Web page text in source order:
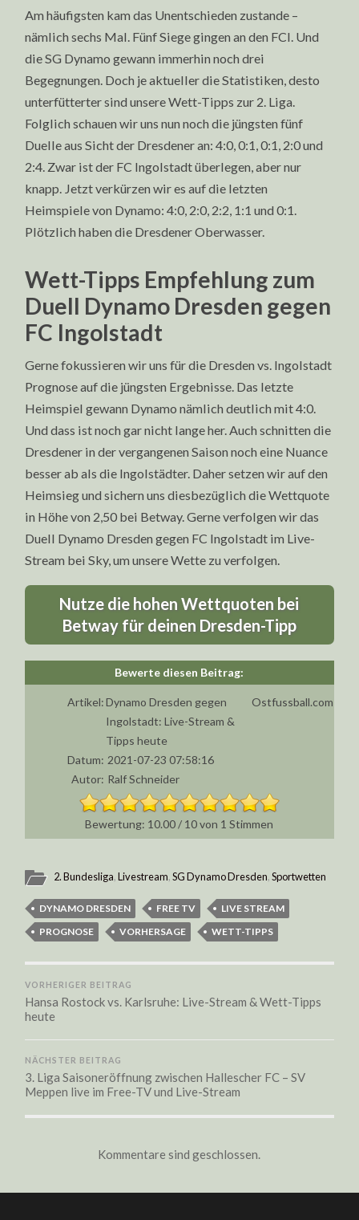
Am häufigsten kam das Unentschieden zustande –
nämlich sechs Mal. Fünf Siege gingen an den FCI. Und
die SG Dynamo gewann immerhin noch drei
Begegnungen. Doch je aktueller die Statistiken, desto
unterfütterter sind unsere Wett-Tipps zur 2. Liga.
Folglich schauen wir uns nun noch die jüngsten fünf
Duelle aus Sicht der Dresdener an: 4:0, 0:1, 0:1, 2:0 und
2:4. Zwar ist der FC Ingolstadt überlegen, aber nur
knapp. Jetzt verkürzen wir es auf die letzten
Heimspiele von Dynamo: 4:0, 2:0, 2:2, 1:1 und 0:1.
Plötzlich haben die Dresdener Oberwasser.
Wett-Tipps Empfehlung zum
Duell Dynamo Dresden gegen
FC Ingolstadt
Gerne fokussieren wir uns für die Dresden vs. Ingolstadt
Prognose auf die jüngsten Ergebnisse. Das letzte
Heimspiel gewann Dynamo nämlich deutlich mit 4:0.
Und dass ist noch gar nicht lange her. Auch schnitten die
Dresdener in der vergangenen Saison noch eine Nuance
besser ab als die Ingolstädter. Daher setzen wir auf den
Heimsieg und sichern uns diesbezüglich die Wettquote
in Höhe von 2,50 bei Betway. Gerne verfolgen wir das
Duell Dynamo Dresden gegen FC Ingolstadt im Live-
Stream bei Sky, um unsere Wette zu verfolgen.
Nutze die hohen Wettquoten bei
Betway für deinen Dresden-Tipp
Artikel:Dynamo Dresden gegen
Ingolstadt: Live-Stream &
Tipps heute
Ostfussball.com
Datum: 2021-07-23 07:58:16
Autor: Ralf Schneider
10.00/ 10von 1 Stimmen
2. Bundesliga,Livestream,SG Dynamo Dresden,Sportwetten
DYNAMO DRESDEN FREE TV
LIVE STREAM
PROGNOSE
VORHERSAGE WETT-TIPPS
VORHERIGER BEITRAG
Hansa Rostock vs. Karlsruhe: Live-Stream & Wett-Tipps
heute
NÄCHSTER BEITRAG
3. Liga Saisoneröffnung zwischen Hallescher FC – SV
Meppen live im Free-TV und Live-Stream
Kommentare sind geschlossen.